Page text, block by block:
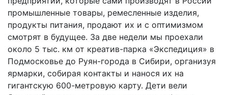
промышленные товары, ремесленные изделия,
продукты питания, продают их и с оптимизмом
смотрят в будущее. За две недели мы проехали
около 5 тыс. км от креатив-парка «Экспедиция» в
Подмосковье до Руян-города в Сибири, организуя
ярмарки, собирая контакты и нанося их на
гигантскую 600-метровую карту. Дети вели